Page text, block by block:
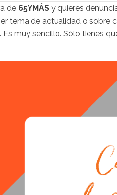
de 65YMÁS y quieres
tema de actualidad o sobre
Es muy sencillo. Sólo tienes